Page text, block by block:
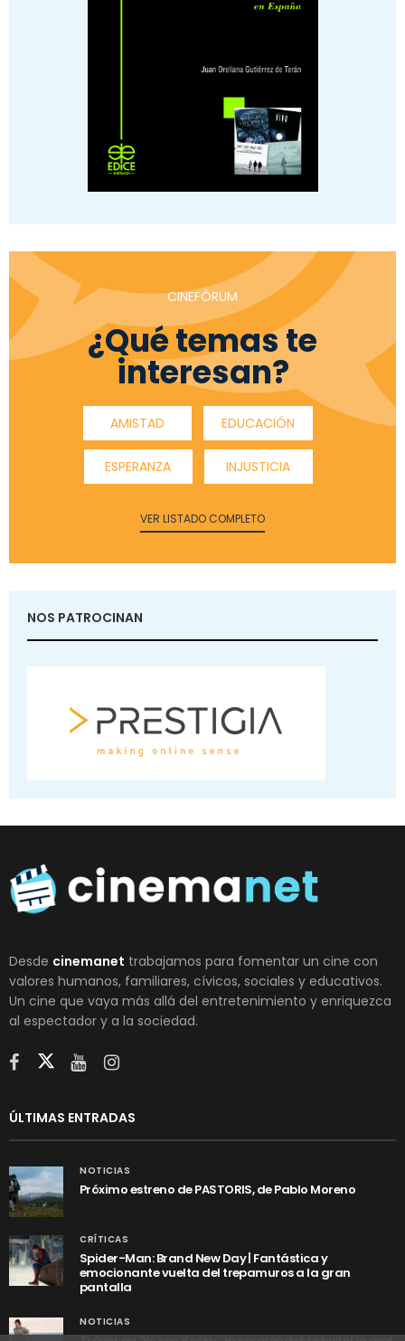
CINEFÓRUM
¿Qué temas te
interesan?
AMISTAD EDUCACIÓN
ESPERANZA INJUSTICIA
VER LISTADO COMPLETO
NOS PATROCINAN
Desde cinemanet trabajamos para fomentar un cine con
valores humanos, familiares, cívicos, sociales y educativos.
Un cine que vaya más allá del entretenimiento y enriquezca
al espectador y a la sociedad.
ÚLTIMAS ENTRADAS
NOTICIAS
Próximo estreno de PASTORIS, de Pablo Moreno
CRÍTICAS
Spider-Man: Brand New Day | Fantástica y
emocionante vuelta del trepamuros a la gran
pantalla
NOTICIAS